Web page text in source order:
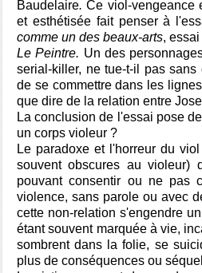
Baudelaire. Ce viol-vengeance
et esthétisée fait penser à
comme un des beaux-arts,
Le Peintre. Un des
serial-killer, ne tue-t-il pas
de se commettre dans les
que dire de la relation entre
La conclusion de l'essai pose
un corps violeur ?
Le paradoxe et l'horreur du
souvent obscures au violeur)
pouvant consentir ou ne pas
violence, sans parole ou avec
cette non-relation s'engendre
étant souvent marquée à vie,
sombrent dans la folie, se
plus de conséquences ou